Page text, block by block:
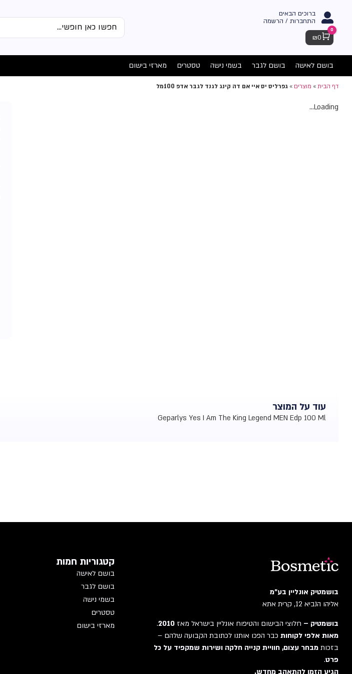
ברוכים הבאים
התחברות / הרשמה
Cart
0
₪0
בושם לאישה בושם לגבר בשמי נישה טסטרים מארזי בישום
דף הבית» מוצרים» גפרליס יס איי אם דה קינג לגנד לגבר אדפ 100מל
Loading...
עוד על המוצר
Geparlys Yes I Am The King Legend MEN Edp 100 Ml
בושמטיק אונליין בע"מ
אליהו הנביא 12, קרית אתא
בושמטיק – חלוצי הבישום והטיפוח אונליין בישראל מאז 2010
.
מאות אלפי לקוחות כבר הפכו אותנו לכתובת הקבועה שלהם –
בזכות מבחר עצום, חוויית קנייה חלקה ושירות שמקפיד על כל
פרט.
הגיע הזמן להתאהב מחדש.
קטגוריות חמות
בושם לאישה
בושם לגבר
בשמי נישה
טסטרים
מארזי בישום